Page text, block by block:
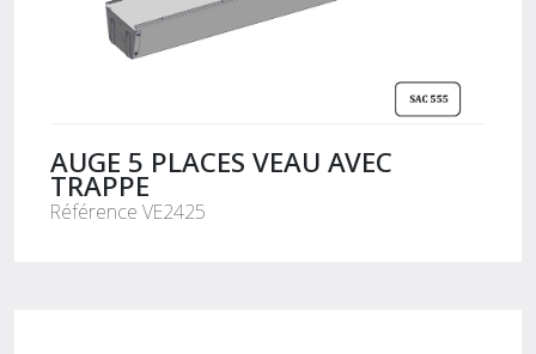
AUGE 5 PLACES VEAU AVEC
TRAPPE
Référence VE2425